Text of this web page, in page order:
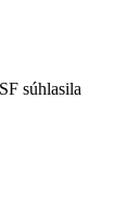
súhlasila